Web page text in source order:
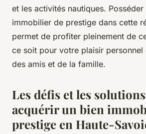
et les activités nautiques. Posséder
immobilier de prestige dans cette
permet de profiter pleinement de
ce soit pour votre plaisir
des amis et de la famille.
Les défis et les
acquérir un bien
prestige en Haute-